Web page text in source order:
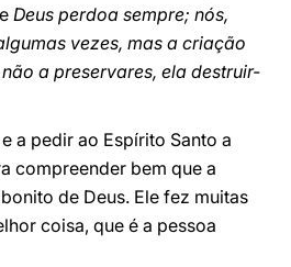
Deus perdoa sempre; nós,
vezes, mas a criação
a preservares, ela destruir-
a pedir ao Espírito Santo a
compreender bem que a
de Deus. Ele fez muitas
coisa, que é a pessoa